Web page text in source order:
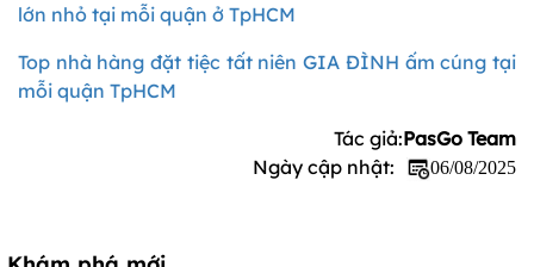
lớn nhỏ tại mỗi quận ở TpHCM
Top nhà hàng đặt tiệc tất niên GIA ĐÌNH ấm cúng tại
mỗi quận TpHCM
Tác giả:PasGo Team
Ngày cập nhật:
06/08/2025